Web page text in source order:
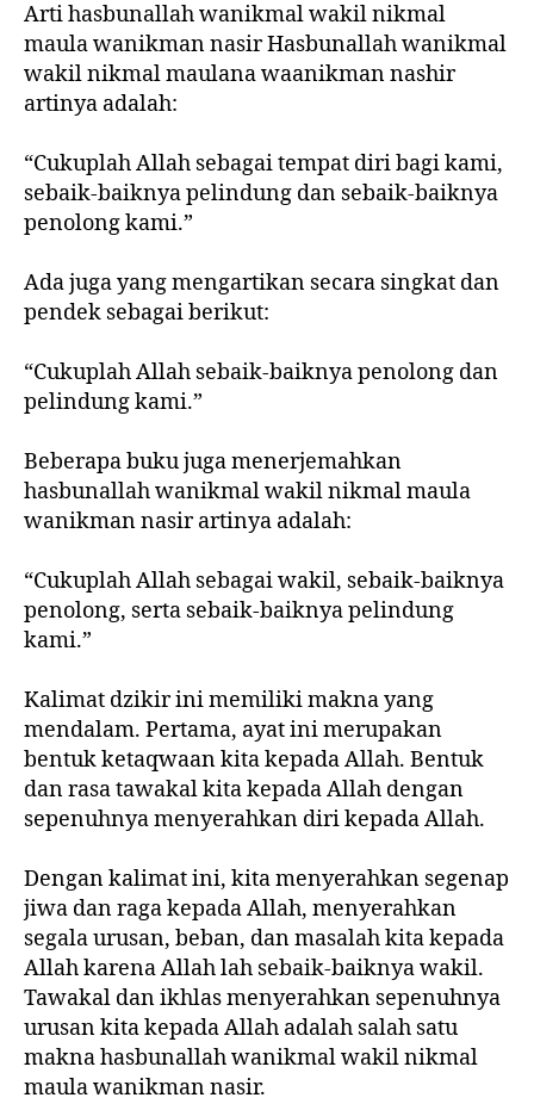
Arti hasbunallah wanikmal wakil nikmal
maula wanikman nasir Hasbunallah wanikmal
wakil nikmal maulana waanikman nashir
artinya adalah:
“Cukuplah Allah sebagai tempat diri bagi kami,
sebaik-baiknya pelindung dan sebaik-baiknya
penolong kami.”
Ada juga yang mengartikan secara singkat dan
pendek sebagai berikut:
“Cukuplah Allah sebaik-baiknya penolong dan
pelindung kami.”
Beberapa buku juga menerjemahkan
hasbunallah wanikmal wakil nikmal maula
wanikman nasir artinya adalah:
“Cukuplah Allah sebagai wakil, sebaik-baiknya
penolong, serta sebaik-baiknya pelindung
kami.”
Kalimat dzikir ini memiliki makna yang
mendalam. Pertama, ayat ini merupakan
bentuk ketaqwaan kita kepada Allah. Bentuk
dan rasa tawakal kita kepada Allah dengan
sepenuhnya menyerahkan diri kepada Allah.
Dengan kalimat ini, kita menyerahkan segenap
jiwa dan raga kepada Allah, menyerahkan
segala urusan, beban, dan masalah kita kepada
Allah karena Allah lah sebaik-baiknya wakil.
Tawakal dan ikhlas menyerahkan sepenuhnya
urusan kita kepada Allah adalah salah satu
makna hasbunallah wanikmal wakil nikmal
maula wanikman nasir.